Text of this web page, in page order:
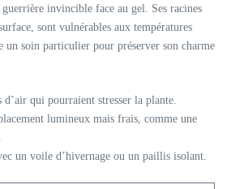
guerrière invincible face au gel. Ses racines
sont vulnérables aux températures
un soin particulier pour préserver son charme
qui pourraient stresser la plante.
lumineux mais frais, comme une
un voile d’hivernage ou un paillis isolant.